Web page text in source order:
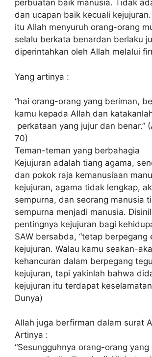
perbuatan baik manusia. Tidak
dan ucapan baik kecuali
itu Allah menyuruh orang-orang
selalu berkata benardan berlaku
diperintahkan oleh Allah melalui
Yang artinya :
“hai orang-orang yang beriman,
kamu kepada Allah dan
perkataan yang jujur dan benar.”
70)
Teman-teman yang berbahagia
Kejujuran adalah tiang agama,
dan pokok raja kemanusiaan
kejujuran, agama tidak lengkap,
sempurna, dan seorang manusia
sempurna menjadi manusia.
pentingnya kejujuran bagi
SAW bersabda, “tetap berpegang
kejujuran. Walau kamu seakan-
kehancuran dalam berpegang
kejujuran, tapi yakinlah bahwa
kejujuran itu terdapat
Dunya)
Allah juga berfirman dalam surat
Artinya :
“Sesungguhnya orang-orang yang